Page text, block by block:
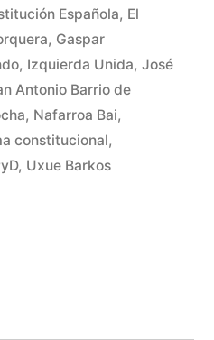
Española, El
, Gaspar
, Izquierda Unida, José
Antonio Barrio de
, Nafarroa Bai,
constitucional,
, Uxue Barkos